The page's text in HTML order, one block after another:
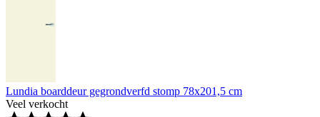
Lundia boarddeur gegrondverfd stomp 78x201,5 cm
Veel verkocht